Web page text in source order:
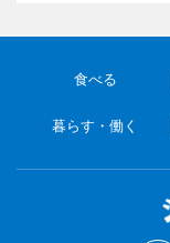
食べる
暮らす・働く